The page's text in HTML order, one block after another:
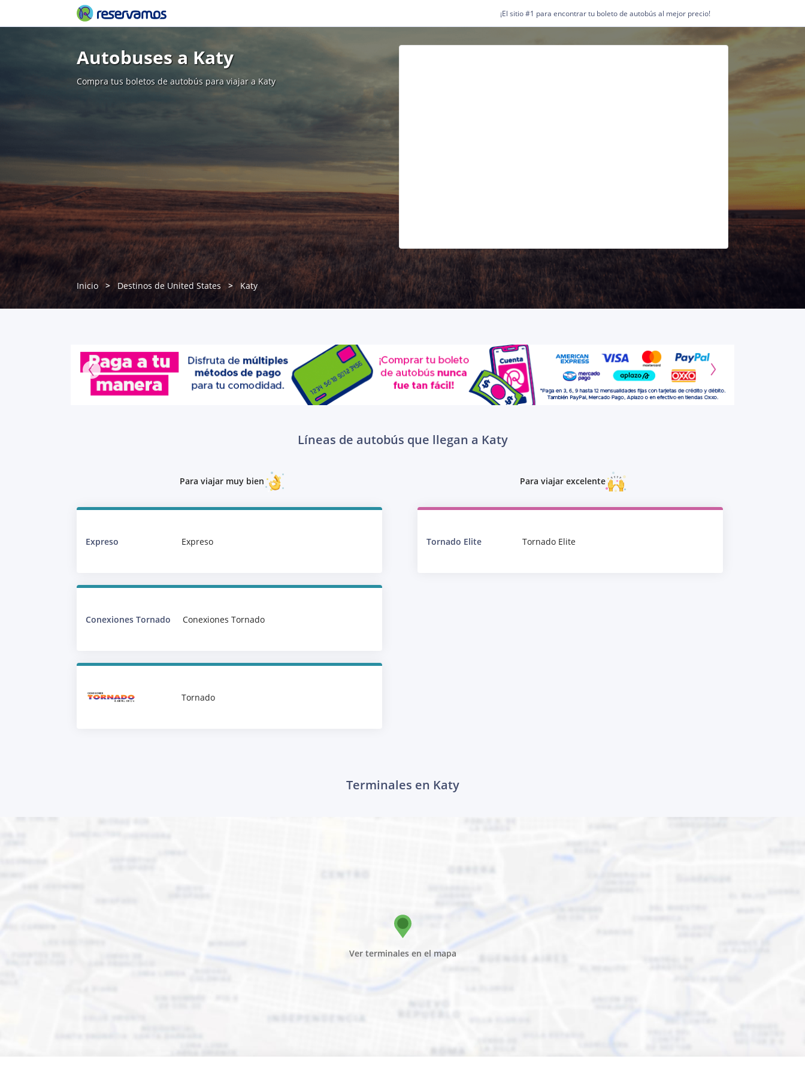
¡El sitio #1 para encontrar tu boleto de autobús al mejor precio!
Autobuses a Katy
Compra tus boletos de autobús para viajar a Katy
Inicio Destinos de United States Katy
Líneas de autobús que llegan a Katy
Para viajar muy bien
Expreso Expreso
Conexiones Tornado Conexiones Tornado
Tornado
Para viajar excelente
Tornado Elite Tornado Elite
Terminales en Katy
Ver terminales en el mapa